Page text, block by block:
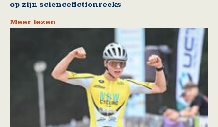
op zijn sciencefictionreeks
Meer lezen